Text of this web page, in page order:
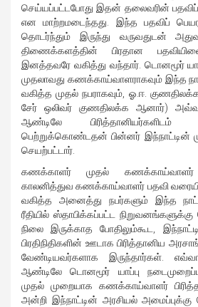
செய்யப்பட்டபோது இதன் தலைவரின்
என மாற்றமடைந்தது. இந்த பதவிப்
தொடர்ந்தும் இருந்து வருவதுடன்
திணைக்களத்தின் பிரதான
இனத்தவரே வகித்து வந்தார். டொனமூர்
முதலாவது கணக்காய்வாளராகவும் இந்த
வகித்த முதல் நபராகவும், ஓ.ஈ.
சேர் ஒலிவர் குணதிலக்க ஆனார்)
ஆண்டிலே பிரித்தானியர்களிடம்
பெற்றுக்கொண்டதன் பின்னர் இந்நாட்டின்
செயற்பட்டார்.
கணக்காளர் முதல்
காலனித்துவ கணக்காய்வாளர் பதவி
வகித்த அனைத்து நபர்களும் இந்த
ரீதியில் ஸ்தாபிக்கப்பட்ட
நிலை இருக்காத போதிலும்கூட,
பிரதிநிதிகளின் ஊடாக பிரித்தானிய
வேண்டியவர்களாக இருந்தார்கள்.
ஆண்டிலே டொனமூர் யாப்பு
முதல் முறையாக கணக்காய்வாளர்
அன்றி இந்நாட்டின் அரசியல் அமைப்புக்கு